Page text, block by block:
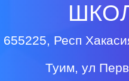
655225, Респ
Туим, ул